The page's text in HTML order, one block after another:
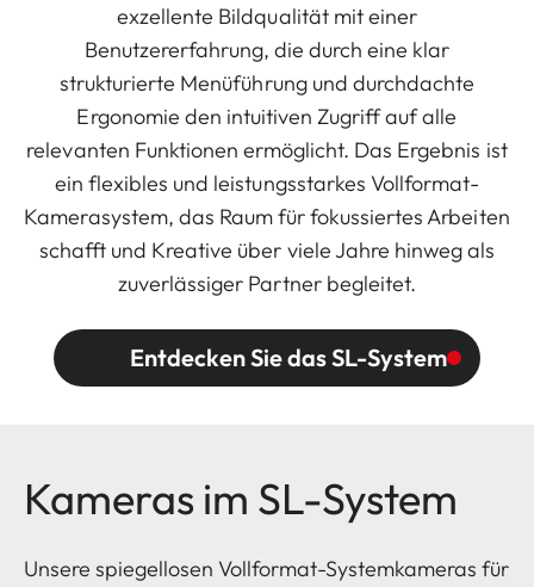
exzellente Bildqualität mit einer
Benutzererfahrung, die durch eine klar
strukturierte Menüführung und durchdachte
Ergonomie den intuitiven Zugriff auf alle
relevanten Funktionen ermöglicht. Das Ergebnis ist
ein flexibles und leistungsstarkes Vollformat-
Kamerasystem, das Raum für fokussiertes Arbeiten
schafft und Kreative über viele Jahre hinweg als
zuverlässiger Partner begleitet.
Entdecken Sie das SL-System
Kameras im SL-System
Unsere spiegellosen Vollformat-Systemkameras für